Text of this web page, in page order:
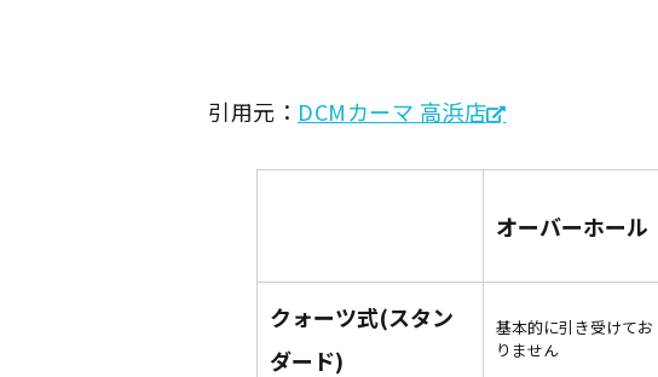
引用元： DCMカーマ 高浜店
オーバーホール
クォーツ式(スタン
ダード)
基本的に引き受けてお
りません